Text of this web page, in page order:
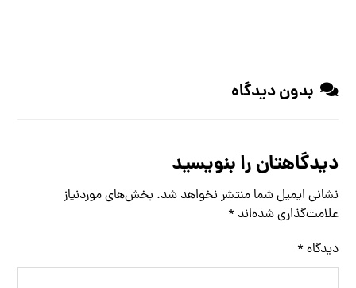
بدون دیدگاه
دیدگاهتان را بنویسید
نشانی ایمیل شما منتشر نخواهد شد. بخش‌های موردنیاز
علامت‌گذاری شده‌اند *
دیدگاه *